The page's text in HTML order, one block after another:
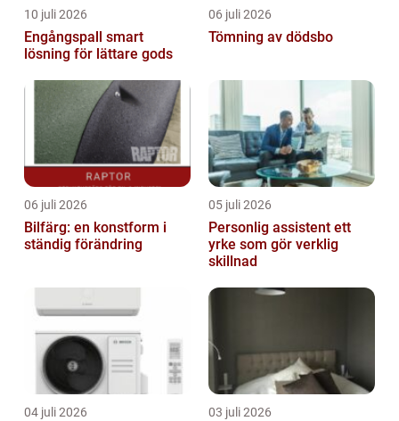
10 juli 2026
Engångspall smart
lösning för lättare gods
06 juli 2026
Tömning av dödsbo
06 juli 2026
Bilfärg: en konstform i
ständig förändring
05 juli 2026
Personlig assistent ett
yrke som gör verklig
skillnad
04 juli 2026 03 juli 2026